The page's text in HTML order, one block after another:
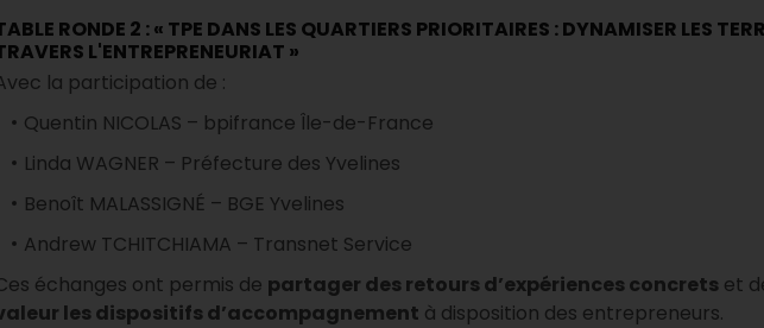
RONDE 2 : « TPE DANS LES QUARTIERS PRIORITAIRES : DYNAMISER LES
L'ENTREPRENEURIAT »
la participation de :
Quentin NICOLAS – bpifrance Île-de-France
Linda WAGNER – Préfecture des Yvelines
Benoît MALASSIGNÉ – BGE Yvelines
Andrew TCHITCHIAMA – Transnet Service
échanges ont permis de partager des retours d’expériences concrets et
les dispositifs d’accompagnement à disposition des entrepreneurs.